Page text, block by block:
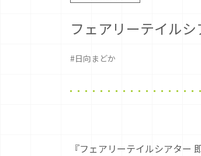
フェアリーテイル
#日向まどか
『フェアリーテイルシアタ